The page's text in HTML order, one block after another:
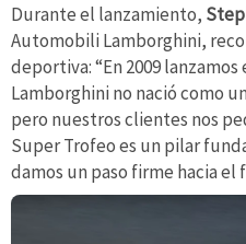
Durante el lanzamiento,
Automobili Lamborghini,
deportiva: “En 2009
Lamborghini no nació como
pero nuestros clientes nos
Super Trofeo es un pilar
damos un paso firme hacia el